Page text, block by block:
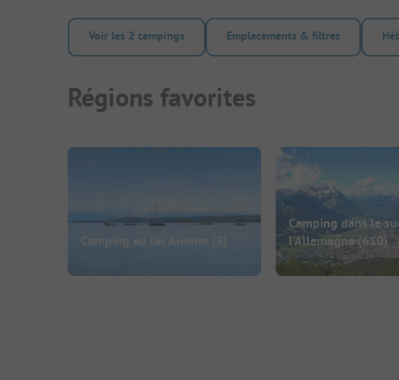
Voir les 2 campings Emplacements & filtres
Régions favorites
Camping au lac Ammer
Camping dans le
l'Allemagne(610)